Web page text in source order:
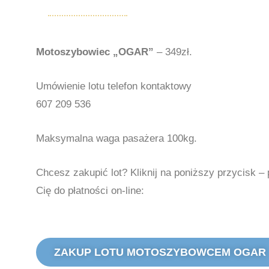
Motoszybowiec „OGAR” – 349zł.
Umówienie lotu telefon kontaktowy
607 209 536
Maksymalna waga pasażera 100kg.
Chcesz zakupić lot? Kliknij na poniższy przycisk –
Cię do płatności on-line:
ZAKUP LOTU MOTOSZYBOWCEM OGAR